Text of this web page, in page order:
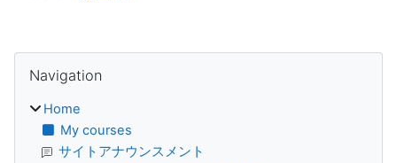
Blocks
Navigation
Home
My courses
サイトアナウンスメント